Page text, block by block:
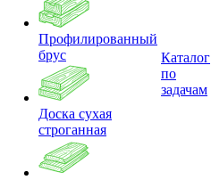
Профилированный
брус
Доска сухая
строганная
Каталог
по
задачам